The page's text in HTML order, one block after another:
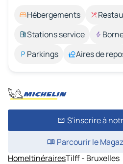
Hébergements
Stations service
Parkings
Aires de
S'inscrire à
Parcourir le
HomeItinérairesTilff - Bruxelles